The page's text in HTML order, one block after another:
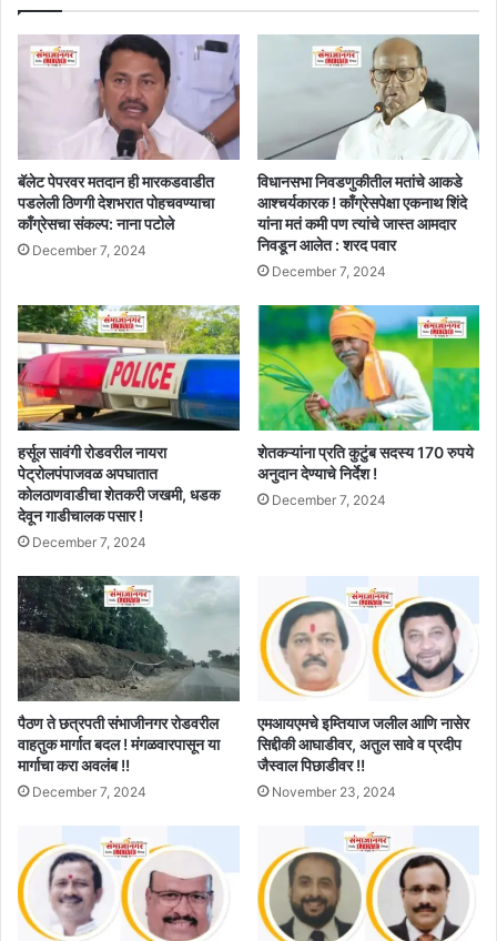
बॅलेट पेपरवर मतदान ही मारकडवाडीत
पडलेली ठिणगी देशभरात पोहचवण्याचा
काँग्रेसचा संकल्प: नाना पटोले
December 7, 2024
विधानसभा निवडणुकीतील मतांचे आकडे
आश्चर्यकारक ! काँग्रेसपेक्षा एकनाथ शिंदे
यांना मतं कमी पण त्यांचे जास्त आमदार
निवडून आलेत : शरद पवार
December 7, 2024
हर्सूल सावंगी रोडवरील नायरा
पेट्रोलपंपाजवळ अपघातात
कोलठाणवाडीचा शेतकरी जखमी, धडक
देवून गाडीचालक पसार !
December 7, 2024
शेतकऱ्यांना प्रति कुटुंब सदस्य 170 रुपये
अनुदान देण्याचे निर्देश !
December 7, 2024
पैठण ते छत्रपती संभाजीनगर रोडवरील
वाहतुक मार्गात बदल ! मंगळवारपासून या
मार्गाचा करा अवलंब !!
December 7, 2024
एमआयएमचे इम्तियाज जलील आणि नासेर
सिद्दीकी आघाडीवर, अतुल सावे व प्रदीप
जैस्वाल पिछाडीवर !!
November 23, 2024